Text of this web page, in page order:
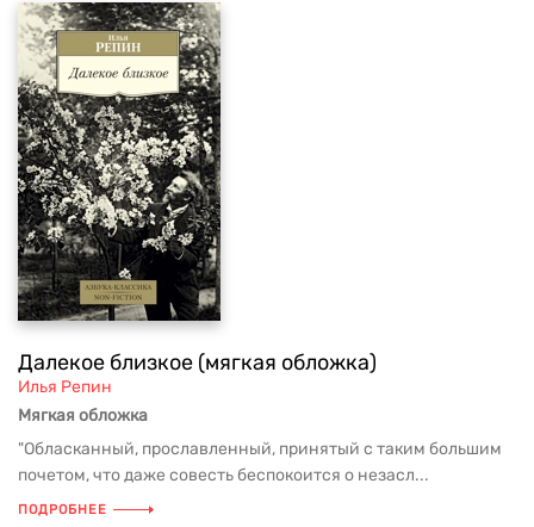
Далекое близкое (мягкая обложка)
Илья Репин
Мягкая обложка
"Обласканный, прославленный, принятый с таким большим
почетом, что даже совесть беспокоится о незасл...
ПОДРОБНЕЕ